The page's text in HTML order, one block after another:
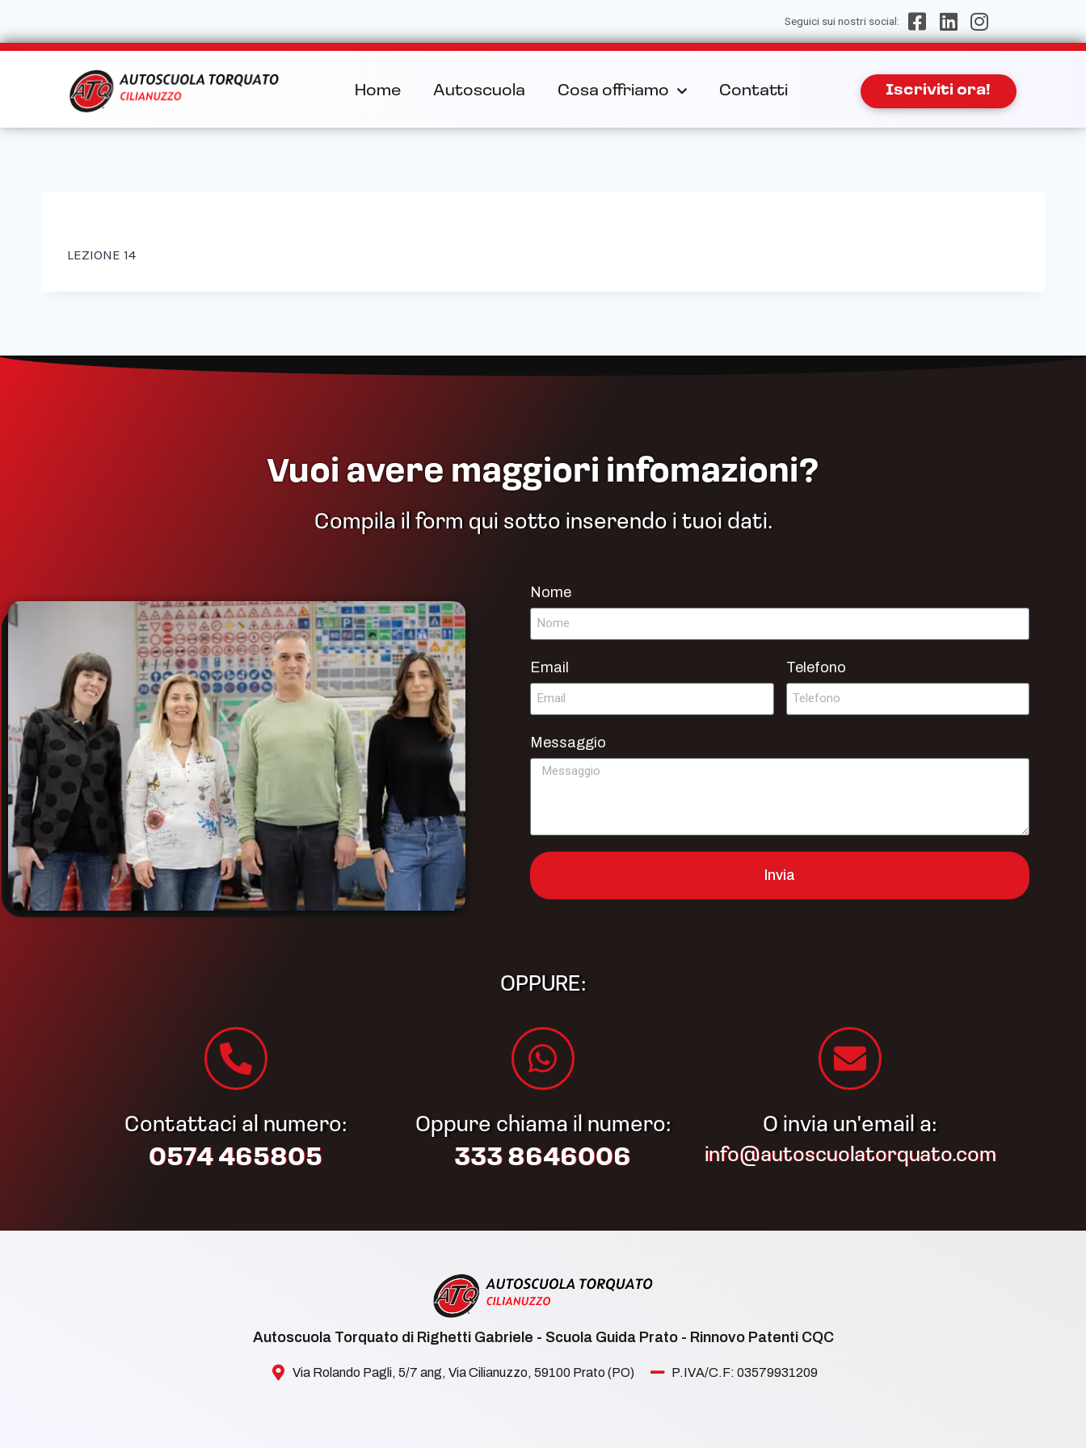
Seguici sui nostri social:
Home Autoscuola Cosa offriamo Contatti Iscriviti ora!
LEZIONE 14
Vuoi avere maggiori infomazioni?
Compila il form qui sotto inserendo i tuoi dati.
Nome
Email Telefono
Messaggio
Invia
OPPURE:
Contattaci al numero:
0574 465805​
Oppure chiama il numero:
333 8646006
O invia un'email a:
info@autoscuolatorquato.com
Autoscuola Torquato di Righetti Gabriele - Scuola Guida Prato - Rinnovo Patenti CQC
Via Rolando Pagli, 5/7 ang, Via Cilianuzzo, 59100 Prato (PO) P.IVA/C.F: 03579931209